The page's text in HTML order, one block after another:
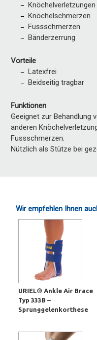
Knöchelverletzungen
Knöchelschmerzen
Fussschmerzen
Bänderzerrung
Vorteile
Latexfrei
Beidseitig tragbar
Funktionen
Geeignet zur Behandlung
anderen
Fussschmerzen.
Nützlich als Stütze bei
Wir empfehlen Ihnen
URIEL® Ankle Air Brace
Typ 333B –
Sprunggelenkorthese